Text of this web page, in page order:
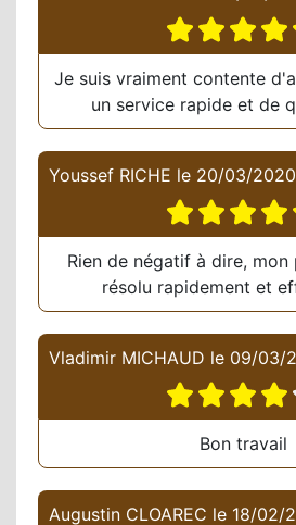
Je suis vraiment contente
un service rapide et de
Youssef RICHE le 20/03/2020
Rien de négatif à dire,
résolu rapidement et
Vladimir MICHAUD le 09/03/
Bon travail
Augustin CLOAREC le 18/02/